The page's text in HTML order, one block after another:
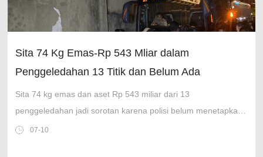
Sita 74 Kg Emas-Rp 543 Mliar dalam
Penggeledahan 13 Titik dan Belum Ada
Tersangka...
Sita 74 kg emas dan aset Rp 543 miliar dari 13
penggeledahan jadi sorotan karena polisi belum menetapkan
satu pun tersangka.
07-10